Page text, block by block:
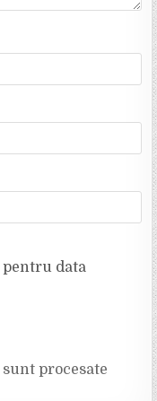
data
procesate